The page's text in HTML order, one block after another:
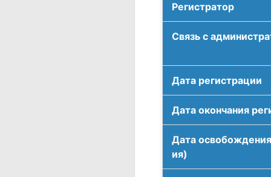
Регистратор
Связь с
Дата регистрации
Дата окончания
Дата
ия)